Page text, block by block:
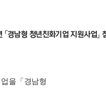
경남형 청년친화기업 지원사업」
을 「 경남형